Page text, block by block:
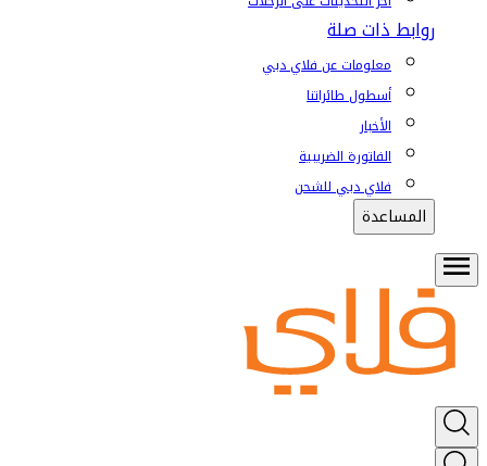
روابط ذات صلة
معلومات عن فلاي دبي
أسطول طائراتنا
الأخبار
الفاتورة الضريبية
فلاي دبي للشحن
المساعدة